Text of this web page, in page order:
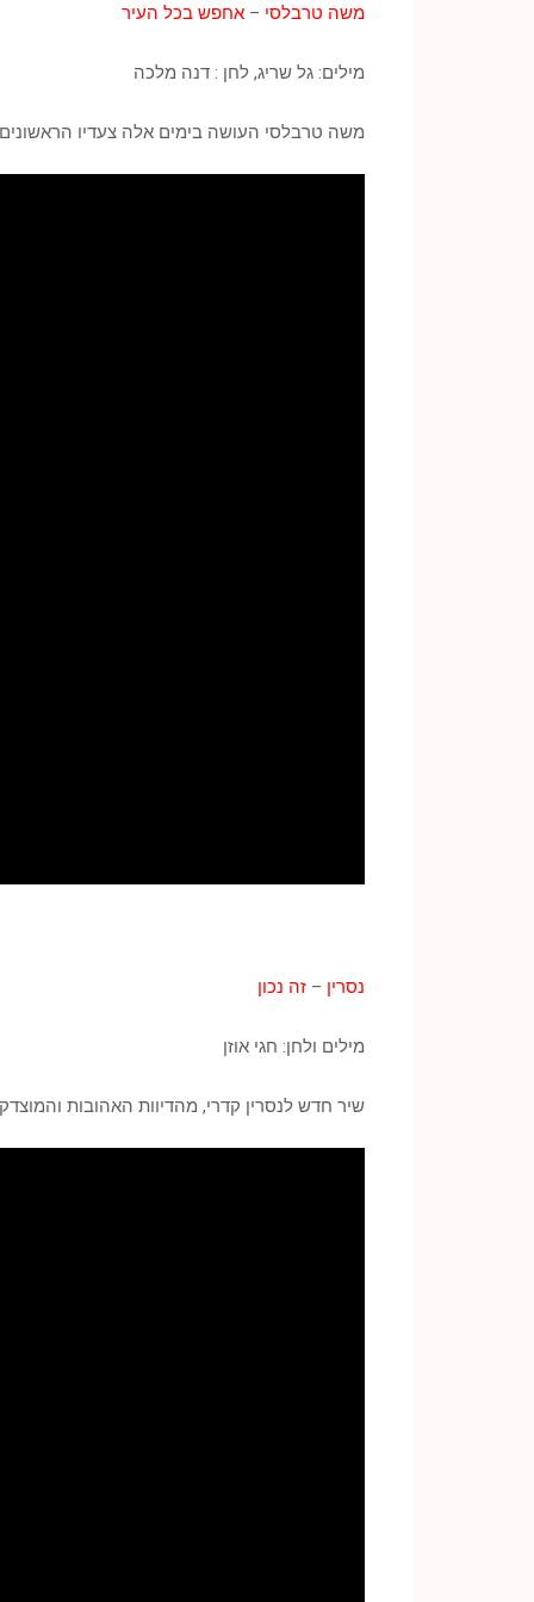
משה טרבלסי – אחפש בכל העיר
מילים: גל שריג, לחן : דנה מלכה
משה טרבלסי העושה בימים אלה צעדיו הראשונים
נסרין – זה נכון
מילים ולחן: חגי אוזן
שיר חדש לנסרין קדרי, מהדיוות האהובות